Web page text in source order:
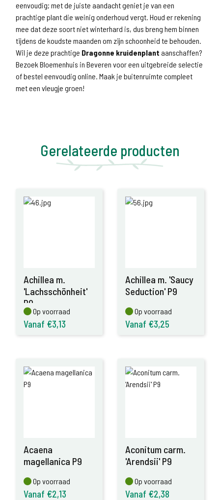
eenvoudig; met de juiste aandacht geniet je van een
prachtige plant die weinig onderhoud vergt. Houd er rekening
mee dat deze soort niet winterhard is, dus breng hem binnen
tijdens de koudste maanden om zijn schoonheid te behouden.
Wil je deze prachtige Dragonne kruidenplant aanschaffen?
Bezoek Bloemenhuis in Beveren voor een uitgebreide selectie
of bestel eenvoudig online. Maak je buitenruimte compleet
met een vleugje groen!
Gerelateerde producten
Achillea m.
'Lachsschönheit'
P9
Op voorraad
Op voorraad
Vanaf €3,13
Achillea m. 'Saucy
Seduction' P9
Op voorraad
Op voorraad
Vanaf €3,25
Acaena
magellanica P9
Op voorraad
Op voorraad
Vanaf €2,13
Aconitum carm.
'Arendsii' P9
Op voorraad
Op voorraad
Vanaf €2,38